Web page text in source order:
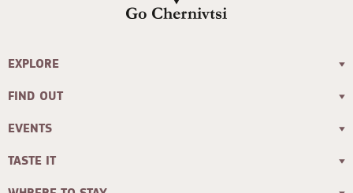
EXPLORE
FIND OUT
EVENTS
TASTE IT